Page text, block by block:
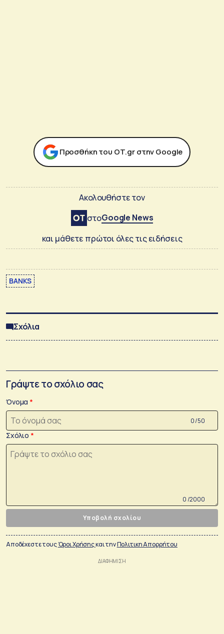
Προσθήκη του ΟΤ.gr στην Google
Ακολουθήστε τον
στοGoogle News
και μάθετε πρώτοι όλες τις ειδήσεις
BANKS
Σχόλια
Γράψτε το σχόλιο σας
Όνομα
0 /50
Σχόλιο
0 /2000
Υποβολή σχολίου
Αποδέχεστε τουςΌροι Χρήσηςκαι τηνΠολιτικη Απορρήτου